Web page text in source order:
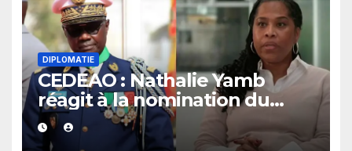
DIPLOMATIE
CEDEAO : Nathalie Yamb
réagit à la nomination du
général Birame Diop à la
présidence de la Commission